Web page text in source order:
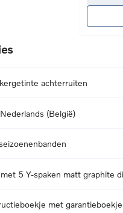
achterruiten
Nederlands (België)
5 Y-spaken matt graphite
met